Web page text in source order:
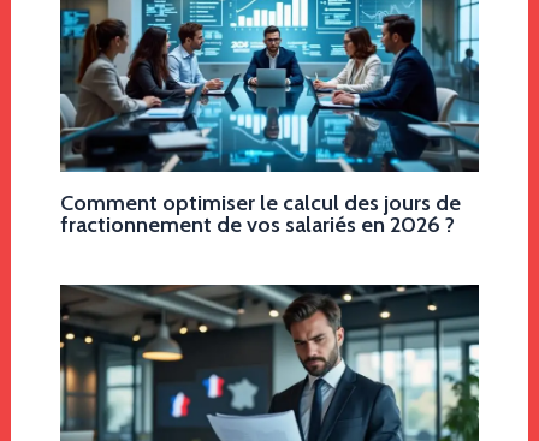
Comment optimiser le calcul des jours de
fractionnement de vos salariés en 2026 ?